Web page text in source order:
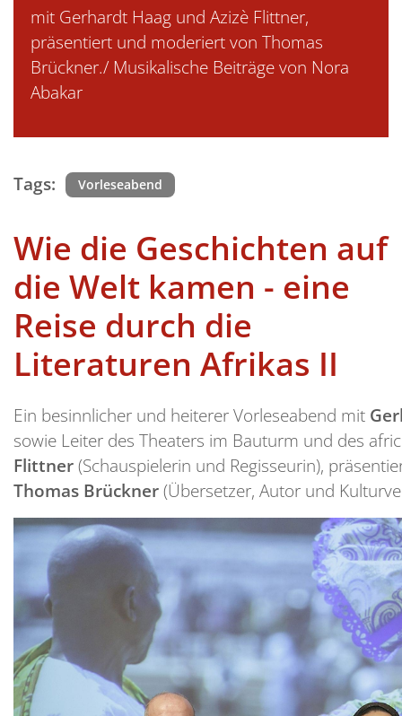
mit Gerhardt Haag und Azizè Flittner,
präsentiert und moderiert von Thomas
Brückner./ Musikalische Beiträge von Nora
Abakar
Tags: Vorleseabend
Wie die Geschichten auf
die Welt kamen - eine
Reise durch die
Literaturen Afrikas II
Ein besinnlicher und heiterer Vorleseabend mit
sowie Leiter des Theaters im Bauturm und des
Flittner(Schauspielerin und Regisseurin),
Thomas Brückner(Übersetzer, Autor und